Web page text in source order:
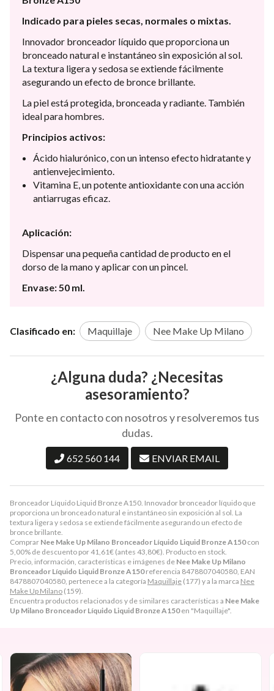
Bronceador Líquido Liquid Bronze A150. Innovador bronceador líquido que
proporciona un bronceado natural e instantáneo sin exposición al sol. La
textura ligera y sedosa se extiende fácilmente asegurando un efecto de
bronce brillante.
Comprar Nee Make Up Milano Bronceador Líquido Liquid Bronze A150con
5,00% de descuento por41,61€ (antes 43,80€). Producto en stock.
Precio, información, características e imágenes de Nee Make Up Milano
Bronceador Líquido Liquid Bronze A150referencia 8478807040580, EAN
8478807040580, pertenece a la categoría Maquillaje (177) y a la marca Nee
Make Up Milano (159).
Encuentra productos relacionados y de similares características a Nee Make
Up Milano Bronceador Líquido Liquid Bronze A150en "Maquillaje".
Indicado para pieles secas, normales o mixtas.
Innovador bronceador líquido que proporciona un
bronceado natural e instantáneo sin exposición al sol.
La textura ligera y sedosa se extiende fácilmente
asegurando un efecto de bronce brillante.
La piel está protegida, bronceada y radiante. También
ideal para hombres.
Principios activos:
Ácido hialurónico, con un intenso efecto hidratante y
antienvejecimiento.
Vitamina E, un potente antioxidante con una acción
antiarrugas eficaz.
Aplicación:
Dispensar una pequeña cantidad de producto en el
dorso de la mano y aplicar con un pincel.
Envase: 50 ml.
Clasificado en: Maquillaje Nee Make Up Milano
¿Alguna duda? ¿Necesitas
asesoramiento?
Ponte en contacto con nosotros y resolveremos tus
dudas.
652 560 144 ENVIAR EMAIL